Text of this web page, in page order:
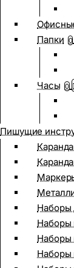
Папки 0
Часы 0
Пишущие
Наборы
Наборы
Наборы
Наборы